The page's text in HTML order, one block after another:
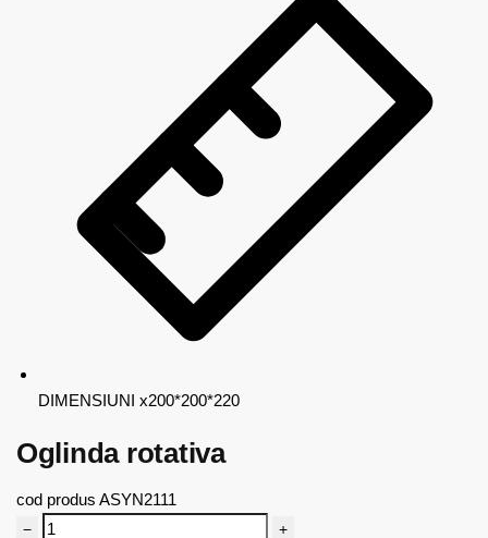
DIMENSIUNI x200*200*220
Oglinda rotativa
cod produs ASYN2111
− +